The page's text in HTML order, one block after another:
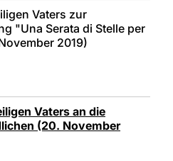
Vaters zur
"Una Serata di Stelle per
2019)
Vaters an die
(20. November